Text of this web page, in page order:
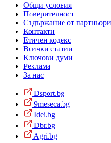
Общи условия
Поверителност
Съдържание от партньори
Контакти
Етичен кодекс
Всички статии
Ключови думи
Реклама
За нас
Dsport.bg
9meseca.bg
Idei.bg
Dbr.bg
Agri.bg